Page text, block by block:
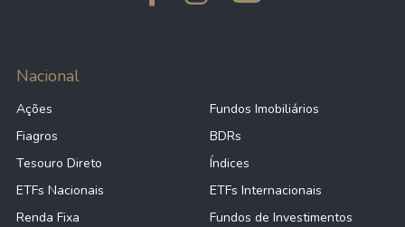
Nacional
Ações
Fundos Imobiliários
Fiagros
BDRs
Tesouro Direto
Índices
ETFs Nacionais
ETFs Internacionais
Renda Fixa
Fundos de Investimentos